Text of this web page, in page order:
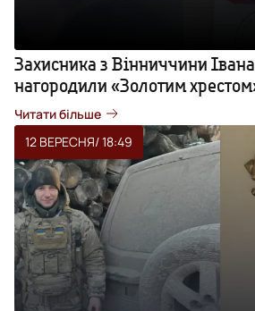
Захисника з Вінниччини
нагородили «Золотим
Читати більше
12 ВЕРЕСНЯ/ 18:49